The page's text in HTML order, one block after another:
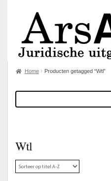
Home Producten getagged “Wtl”
Wtl